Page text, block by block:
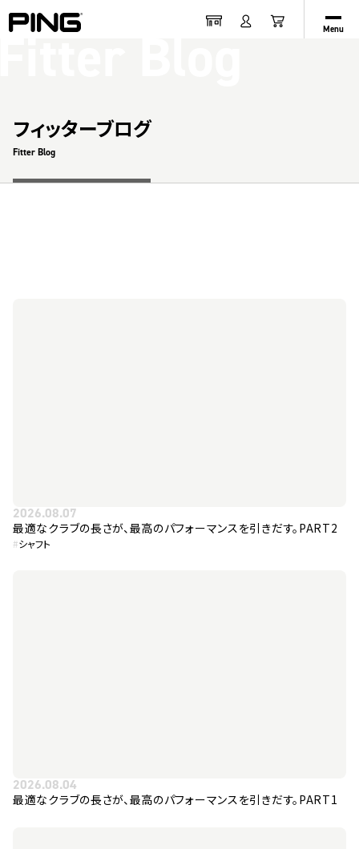
Menu
Blog
フィッターブログ
Fitter Blog
2026.08.07
最適なクラブの長さが、最高のパフォーマンスを引きだす。PART2
#シャフト
2026.08.04
最適なクラブの長さが、最高のパフォーマンスを引きだす。PART1